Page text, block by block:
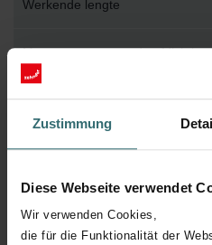
Zustimmung
Diese Webseite verwendet
Wir verwenden Cookies,
die für die Funktionalität der
Werkende lengte
Met voorgemonteerde afdichting
Materiaal
Oppervlaktebescherming
Hulpstukverbinding